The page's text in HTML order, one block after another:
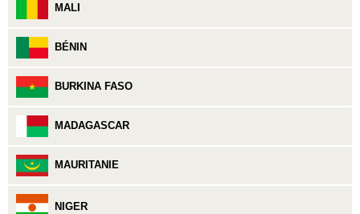
MALI
BÉNIN
BURKINA FASO
MADAGASCAR
MAURITANIE
NIGER